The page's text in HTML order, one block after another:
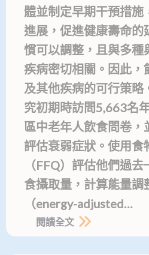
體並制定早期干預措施
進展，促進健康壽命的
慣可以調整，且與多種
疾病密切相關。因此，
及其他疾病的可行策略
究初期時訪問5,663名
區中老年人飲食問卷，
評估衰弱症狀。使用食
（FFQ）評估他們過
食攝取量，計算能量調
（energy-adjusted…
閱讀全文